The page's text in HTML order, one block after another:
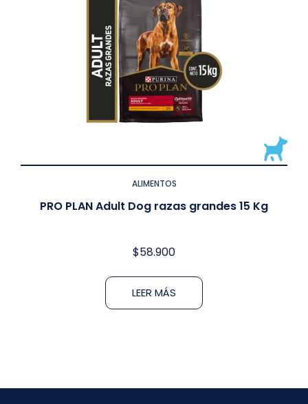
ALIMENTOS
PRO PLAN Adult Dog razas grandes 15 Kg
$58.900
LEER MÁS